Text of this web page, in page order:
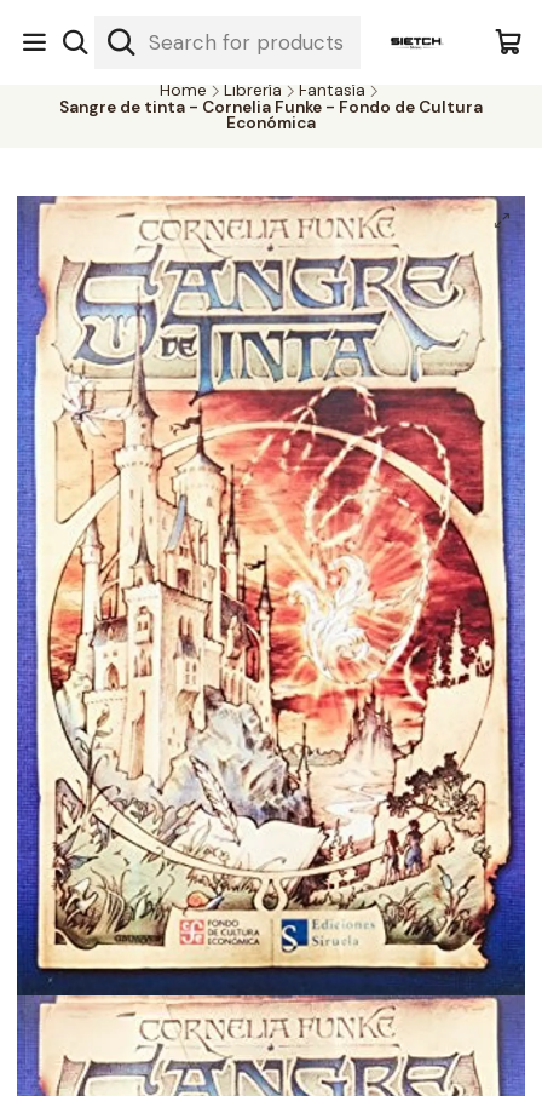
Nuestra librería - Serrano 317 local 3 - Limache.
#SomospartedelSietch
Home Librería
Fantasía
Sangre de tinta - Cornelia Funke - Fondo de Cultura
Económica